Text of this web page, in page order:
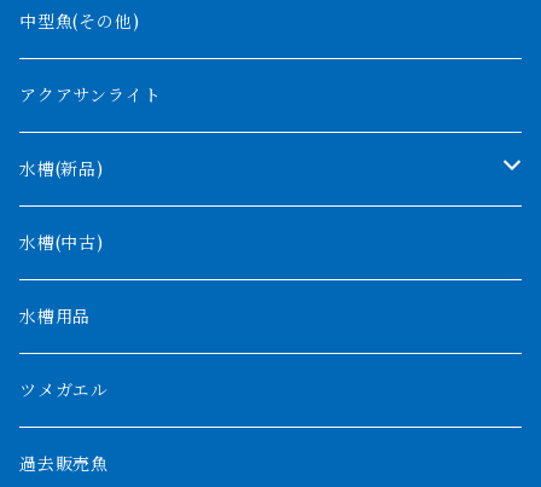
ナイジェリア
オルナティピンニス
コンゴ
タンガニーカ
ウィークシー
モケレンベンベ
デルヘッジ
ザイールグリーン
パルマス
ポーリー
セネガルス
中型魚(その他)
アクアサンライト
水槽(新品)
1200mm以下
1500mm
1800mm
2000mm以上
水槽(中古)
水槽用品
ツメガエル
過去販売魚